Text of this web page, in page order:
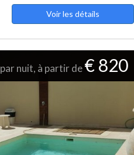
Voir les détails
par nuit, à partir de€ 820